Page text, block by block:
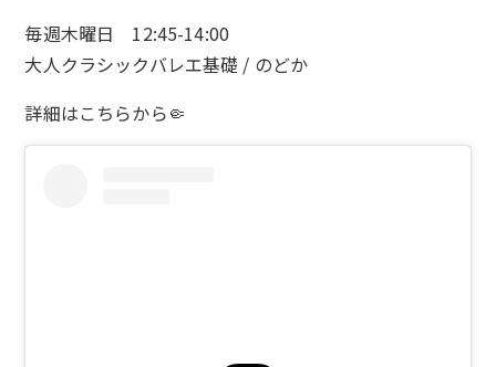
毎週木曜日 12:45-14:00
大人クラシックバレエ基礎 / のどか
詳細はこちらから🤏